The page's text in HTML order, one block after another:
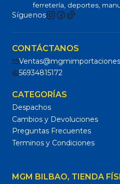
ferretería, deportes,
Síguenos
CONTÁCTANOS
56934815172
CATEGORÍAS
Despachos
Cambios y Devoluciones
Preguntas Frecuentes
Terminos y Condiciones
MGM BILBAO, TIENDA